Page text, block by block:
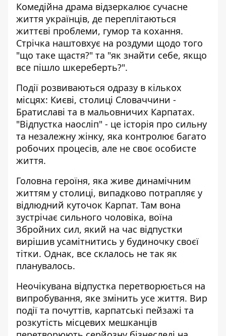
Комедійна драма відзеркалює сучасне
життя українців, де переплітаються
життєві проблеми, гумор та кохання.
Стрічка наштовхує на роздуми щодо того
"що таке щастя?" та "як знайти себе, якщо
все пішло шкереберть?".
Події розвиваються одразу в кількох
місцях: Києві, столиці Словаччини -
Братиславі та в мальовничих Карпатах.
"Відпустка наосліп" - це історія про сильну
та незалежну жінку, яка контролює багато
робочих процесів, але не своє особисте
життя.
Головна героїня, яка живе динамічним
життям у столиці, випадково потрапляє у
відлюдний куточок Карпат. Там вона
зустрічає сильного чоловіка, воїна
Збройних сил, який на час відпустки
вирішив усамітнитись у будиночку своєї
тітки. Однак, все склалось не так як
планувалось.
Неочікувана відпустка перетворюється на
випробування, яке змінить усе життя. Вир
події та почуттів, карпатські пейзажі та
розкутість місцевих мешканців